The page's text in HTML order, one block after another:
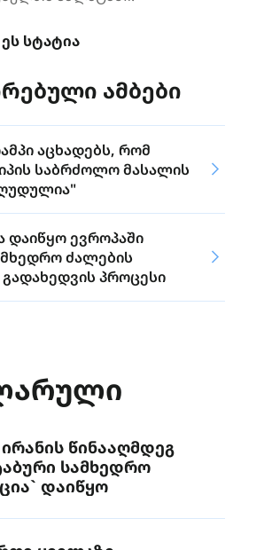
ᲡᲢᲐᲢᲘᲐ
ამბები
აცხადებს, რომ
საბრძოლო მასალის
დაიწყო ევროპაში
ძალების
პროცესი
ირანის წინააღმდეგ
სამხედრო
დაიწყო